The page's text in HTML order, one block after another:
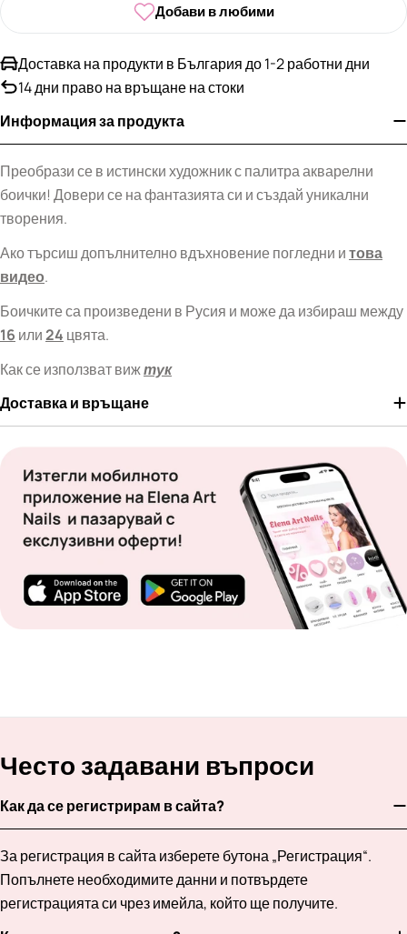
Добави в любими
Доставка на продукти в България до 1-2 работни дни
14 дни право на връщане на стоки
Информация за продукта
Преобрази се в истински художник с палитра акварелни
боички! Довери се на фантазията си и създай уникални
творения.
Ако търсиш допълнително вдъхновение погледни итова
видео.
Боичките са произведени в Русия и може да избираш между
16 или24 цвята.
Как се използват вижтук
Доставка и връщане
Често задавани въпроси
Как да се регистрирам в сайта?
За регистрация в сайта изберете бутона „Регистрация“.
Попълнете необходимите данни и потвърдете
регистрацията си чрез имейла, който ще получите.